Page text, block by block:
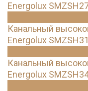
Energolux
Канальный
Energolux
Канальный
Energolux